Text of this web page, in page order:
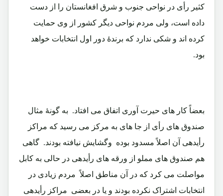
کثیر رأی در نواحی جنوب و شرق افغانستان را از دست
داده است، ولی مردم نواحی دیگر کشور از وی حمایت
کرده اند و شکی ندارد که برندۀ دور اول انتخابات خواهد
بود.
بعضاً کار های حیرت آوری اتفاق می افتاد. به گونۀ مثال
صندوق های رأی از جا های به مرکز می رسید که مراکز
رأیدهی آن اصلاً مسدود بوده وگشایش نیافته بودند. گاهی
هم صندوق های مملو از ورقه های رأیدهی در حالی به کابل
مواصلت می کرد که در آن مناطق اصلاً مردم زیادی در
انتخابات اشتراک نکرده بودند و یا در بعضی مراکز رأیدهی